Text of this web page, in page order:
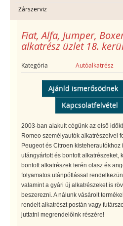
Zárszerviz
Fiat, Alfa, Jumper,
alkatrész üzlet 18.
Kategória Autóalkatrész
Ajánld ismerősödnek
Kapcsolatfelvétel
2003-ban alakult cégünk az első
Romeo személyautók alkatrészeivel
Peugeot és Citroen kisteherautókhoz
utángyártott és bontott alkatrészeket,
bontott alkatrészek terén olasz és
folyamatos utánpótlással
valamint a gyári új alkatrészeket is
beszerezni. A nálunk vásárolt
rendelt alkatrészt postán vagy
juttatni megrendelőink részére!